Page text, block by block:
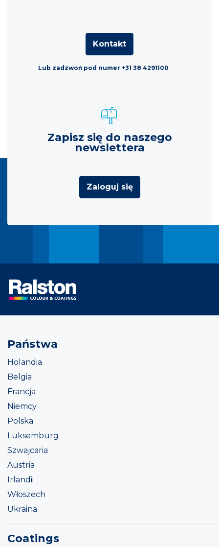
Kontakt
Lub zadzwoń pod numer +31 38 4291100
Zapisz się do naszego
newslettera
Zaloguj się
Państwa
Holandia
Belgia
Francja
Niemcy
Polska
Luksemburg
Szwajcaria
Austria
Irlandii
Włoszech
Ukraina
Coatings